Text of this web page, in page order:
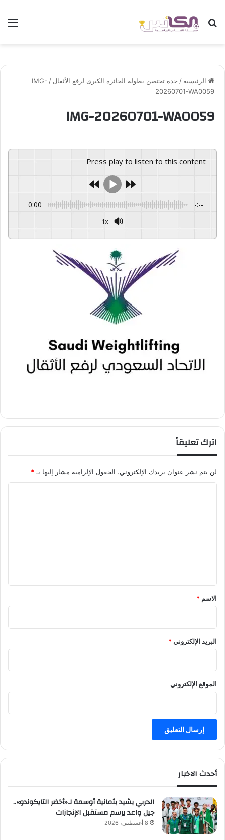
بحث عن
الرئيسية / جدة تحتضن بطولة الجائزة الكبرى لرفع الأثقال /
IMG-
20260701-WA0059
IMG-20260701-WA0059
Press play to listen to this content
0:00 -:--
1x
اترك تعليقاً
لن يتم نشر عنوان بريدك الإلكتروني. الحقول الإلزامية مشار إليها بـ *
*
الاسم *
البريد الإلكتروني*
الموقع الإلكتروني
أحدث الاخبار
الحربي يشيد بثمانية أوسمة لـ«أخضر التايكوندو»..
جيل واعد يرسم مستقبل الإنجازات
8 أغسطس، 2026